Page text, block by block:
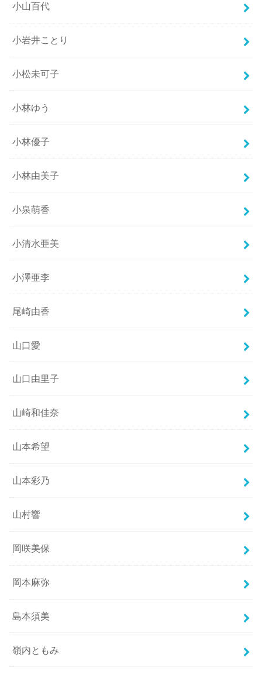
小山百代
小岩井ことり
小松未可子
小林ゆう
小林優子
小林由美子
小泉萌香
小清水亜美
小澤亜李
尾崎由香
山口愛
山口由里子
山崎和佳奈
山本希望
山本彩乃
山村響
岡咲美保
岡本麻弥
島本須美
嶺内ともみ